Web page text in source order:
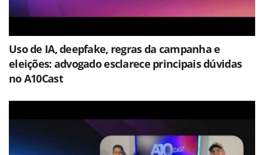
Uso de IA, deepfake, regras da campanha e
eleições: advogado esclarece principais dúvidas
no A10Cast